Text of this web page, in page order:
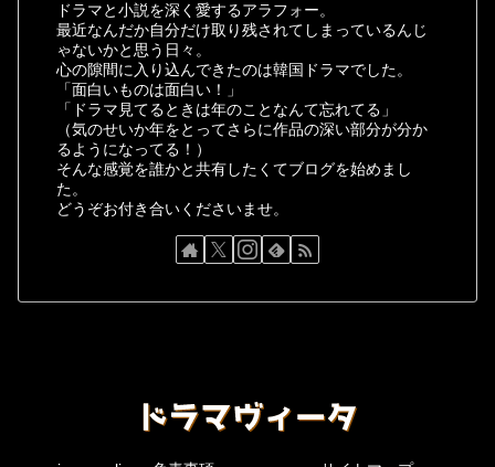
ドラマと小説を深く愛するアラフォー。
最近なんだか自分だけ取り残されてしまっているんじ
ゃないかと思う日々。
心の隙間に入り込んできたのは韓国ドラマでした。
「面白いものは面白い！」
「ドラマ見てるときは年のことなんて忘れてる」
（気のせいか年をとってさらに作品の深い部分が分か
るようになってる！）
そんな感覚を誰かと共有したくてブログを始めまし
た。
どうぞお付き合いくださいませ。